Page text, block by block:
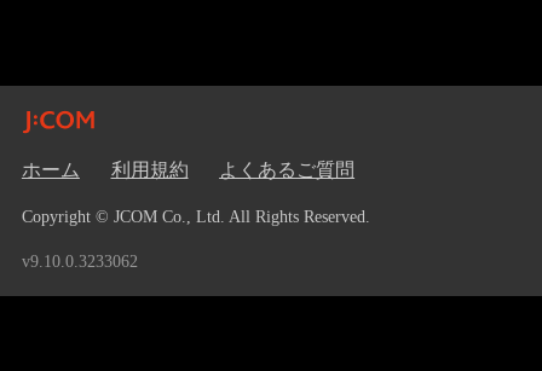
ホーム 利用規約 よくあるご質問
Copyright © JCOM Co., Ltd. All Rights Reserved.
v9.10.0.3233062